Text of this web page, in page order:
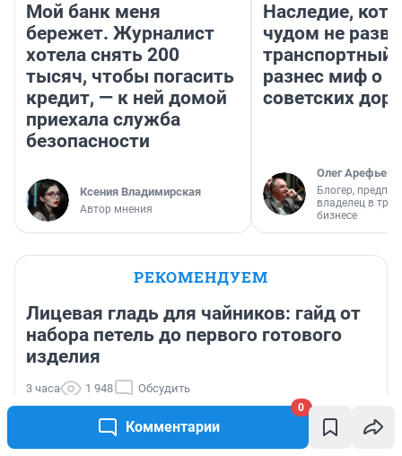
Комментарии
0
Мой банк меня
бережет. Журналист
хотела снять 200
тысяч, чтобы погасить
кредит, — к ней домой
приехала служба
безопасности
Ксения Владимирская
Автор мнения
Наследие,
чудом не
транспортный
разнес миф о
советских
Олег Арефьев
Блогер,
владелец в
бизнесе
РЕКОМЕНДУЕМ
Лицевая гладь для чайников: гайд от
набора петель до первого готового
изделия
3 часа 1 948 Обсудить
Сезон черники в Мурманской области: рецепт
хрустящего ягодного штруделя за полчаса